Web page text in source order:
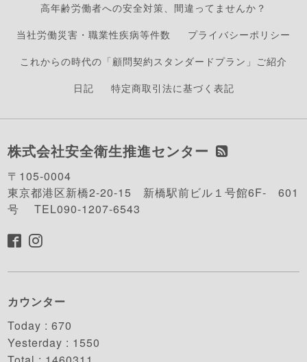
高年齢労働者への安全対策、間違ってませんか？
当社労働災害・職業性疾病等件数
プライバシーポリシー
これからの時代の「顧問契約スタンダードプラン」ご紹介
日記
特定商取引法に基づく表記
株式会社安全衛生推進センター
〒105-0004
東京都港区新橋2-20-15 新橋駅前ビル１号館6F- 601
号 TEL090-1207-6543
カウンター
Today :670
Yesterday : 1550